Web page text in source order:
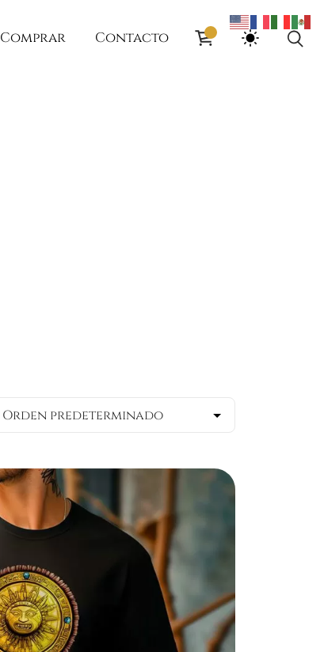
Comprar Contacto